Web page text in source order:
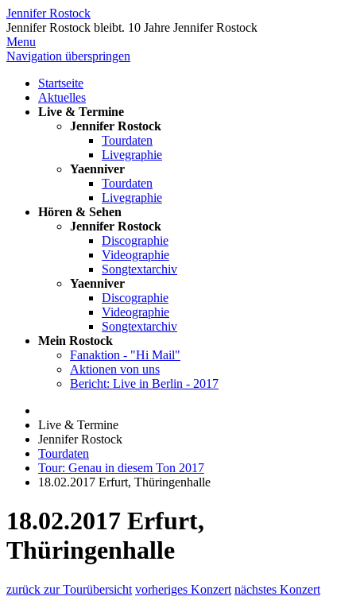
Jennifer Rostock
Jennifer Rostock bleibt. 10 Jahre Jennifer Rostock
Menu
Navigation überspringen
Startseite
Aktuelles
Live & Termine
Jennifer Rostock
Tourdaten
Livegraphie
Yaenniver
Tourdaten
Livegraphie
Hören & Sehen
Jennifer Rostock
Discographie
Videographie
Songtextarchiv
Yaenniver
Discographie
Videographie
Songtextarchiv
Mein Rostock
Fanaktion - "Hi Mail"
Aktionen von uns
Bericht: Live in Berlin - 2017
Live & Termine
Jennifer Rostock
Tourdaten
Tour: Genau in diesem Ton 2017
18.02.2017 Erfurt, Thüringenhalle
18.02.2017 Erfurt,
Thüringenhalle
zurück zur Tourübersicht vorheriges Konzert nächstes Konzert